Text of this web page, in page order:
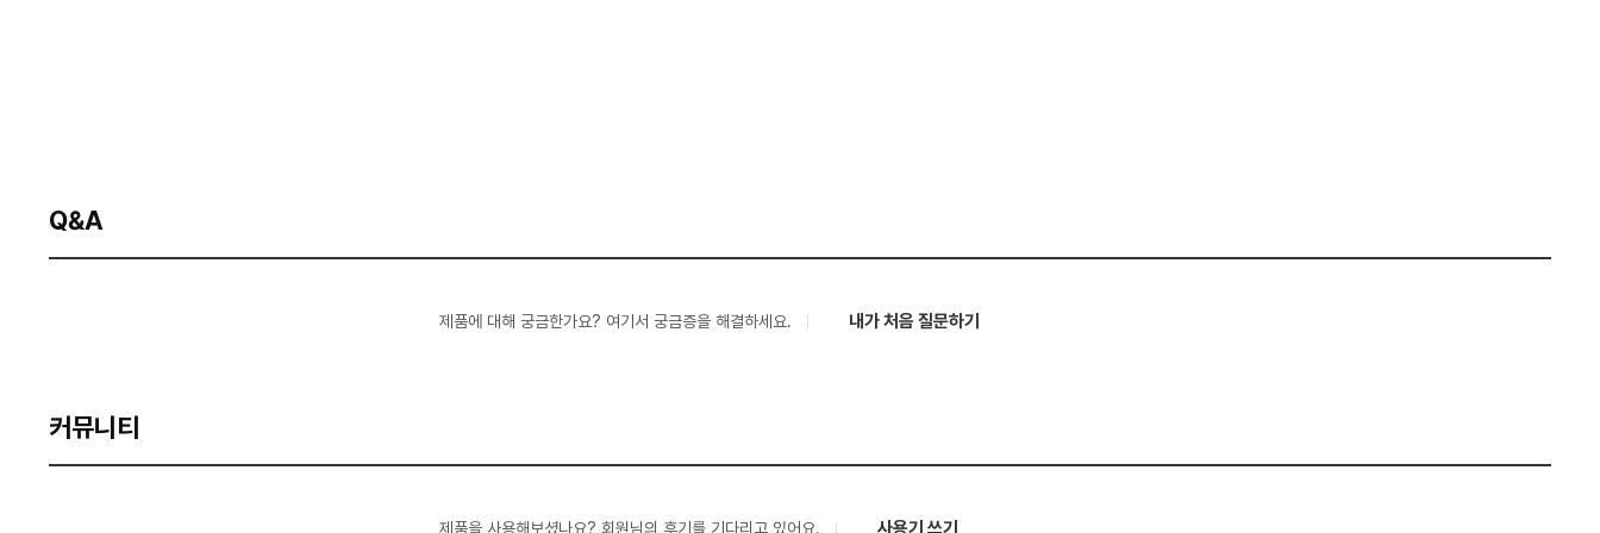
Q&A
제품에 대해 궁금한가요? 여기서 궁금증을 해결하세요. 내가 처음 질문하기
커뮤니티
제품을 사용해보셨나요? 회원님의 후기를 기다리고 있어요. 사용기 쓰기